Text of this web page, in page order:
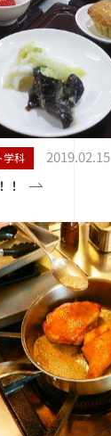
学科 2019.02.15
！